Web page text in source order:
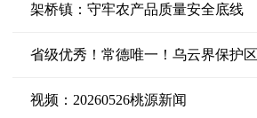
架桥镇：守牢农产品质量安全底线
省级优秀！常德唯一！乌云界保护
视频：20260526桃源新闻